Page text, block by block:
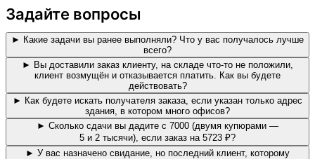
Задайте вопросы
► Какие задачи вы ранее выполняли? Что у вас получалось лучше
всего?
► Вы доставили заказ клиенту, на складе что-то не положили,
клиент возмущён и отказывается платить. Как вы будете
действовать?
► Как будете искать получателя заказа, если указан только адрес
здания, в котором много офисов?
► Сколько сдачи вы дадите с 7000 (двумя купюрами —
5 и 2 тысячи), если заказ на 5723 ₽?
► У вас назначено свидание, но последний клиент, которому